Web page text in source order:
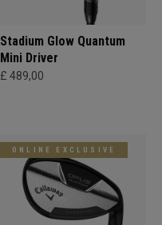
Stadium Glow Quantum
Mini Driver
£ 489,00
ONLINE EXCLUSIVE